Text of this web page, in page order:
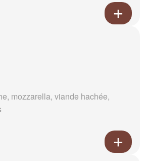
mozzarella, viande hachée,